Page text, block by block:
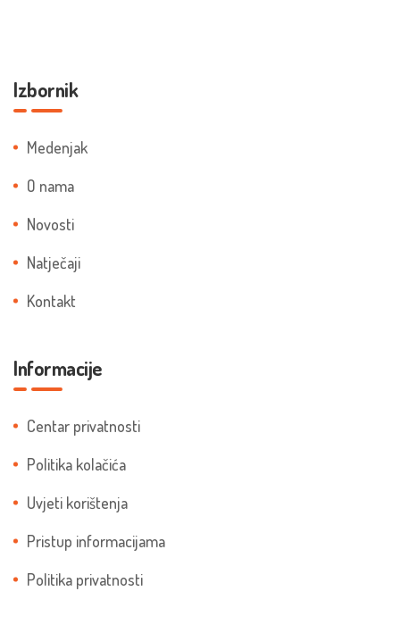
Izbornik
Medenjak
O nama
Novosti
Natječaji
Kontakt
Informacije
Centar privatnosti
Politika kolačića
Uvjeti korištenja
Pristup informacijama
Politika privatnosti